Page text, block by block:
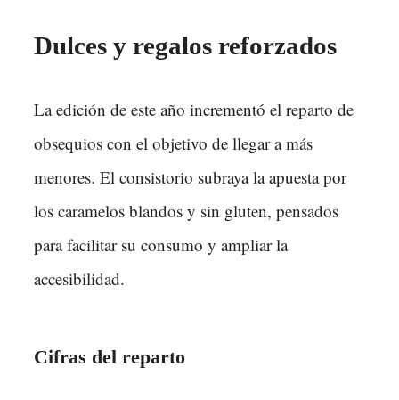
Dulces y regalos reforzados
La edición de este año incrementó el reparto de
obsequios con el objetivo de llegar a más
menores. El consistorio subraya la apuesta por
los caramelos blandos y sin gluten, pensados
para facilitar su consumo y ampliar la
accesibilidad.
Cifras del reparto